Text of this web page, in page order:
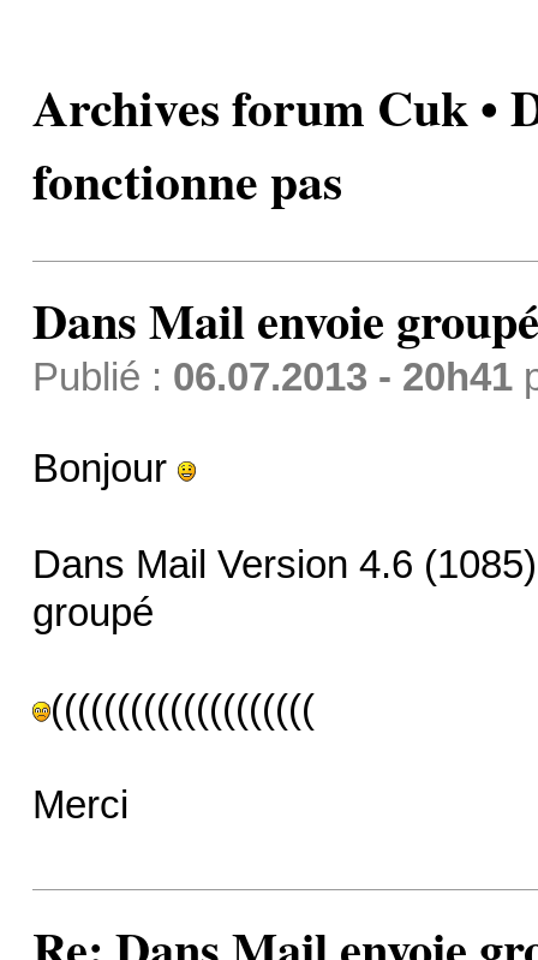
Archives forum Cuk •
fonctionne pas
Dans Mail envoie
Publié : 06.07.2013 - 20h41
Bonjour
Dans Mail Version 4.6
groupé
((((((((((((((((((((
Merci